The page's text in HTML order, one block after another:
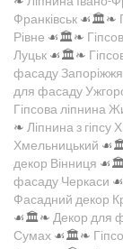
Франківськ ☙🏛️❧
Рівне ☙🏛️❧
Луцьк ☙🏛️❧
фасаду Запоріжжя
для фасаду
Гіпсова ліпнина
❧ Ліпнина з гіпсу
Хмельницький
декор Вінниця
фасаду Черкаси
Фасадний декор
☙🏛️❧ Декор для
Сумах ☙🏛️❧